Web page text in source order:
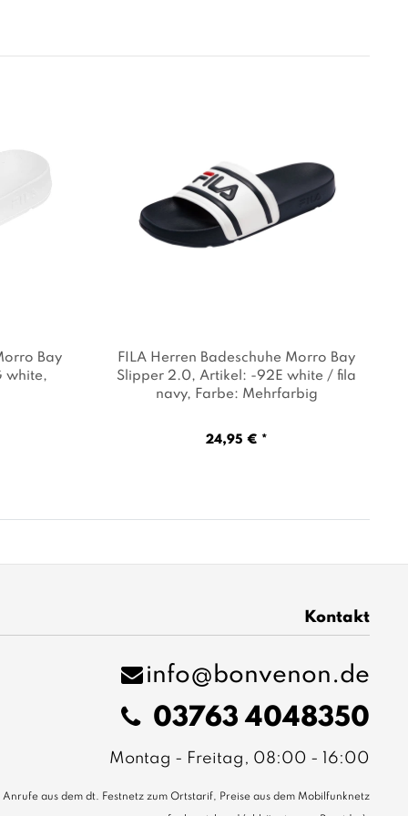
Bay
white,
FILA Herren Badeschuhe Morro Bay
Slipper 2.0, Artikel: -92E white / fila
navy, Farbe: Mehrfarbig
24,95 € *
Kontakt
info@bonvenon.de
03763 4048350
Montag - Freitag, 08:00 - 16:00
Anrufe aus dem dt. Festnetz zum Ortstarif, Preise aus dem Mobilfunknetz